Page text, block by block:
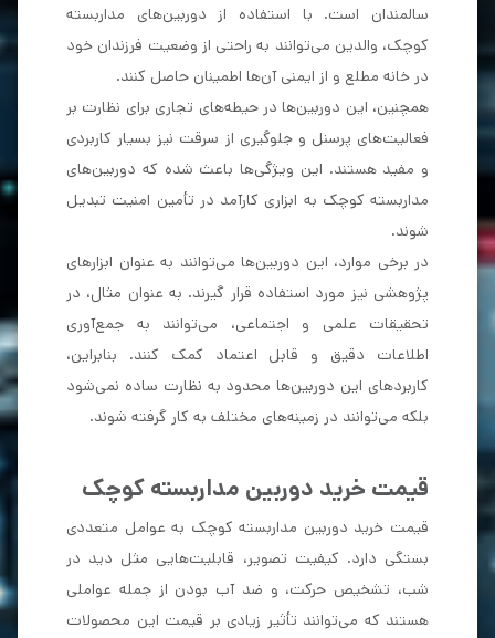
سالمندان است. با استفاده از دوربین‌های مداربسته
کوچک، والدین می‌توانند به راحتی از وضعیت فرزندان خود
در خانه مطلع و از ایمنی آن‌ها اطمینان حاصل کنند.
همچنین، این دوربین‌ها در حیطه‌های تجاری برای نظارت بر
فعالیت‌های پرسنل و جلوگیری از سرقت نیز بسیار کاربردی
و مفید هستند. این ویژگی‌ها باعث شده که دوربین‌های
مداربسته کوچک به ابزاری کارآمد در تأمین امنیت تبدیل
شوند.
در برخی موارد، این دوربین‌ها می‌توانند به عنوان ابزارهای
پژوهشی نیز مورد استفاده قرار گیرند. به عنوان مثال، در
تحقیقات علمی و اجتماعی، می‌توانند به جمع‌آوری
اطلاعات دقیق و قابل اعتماد کمک کنند. بنابراین،
کاربردهای این دوربین‌ها محدود به نظارت ساده نمی‌شود
بلکه می‌توانند در زمینه‌های مختلف به کار گرفته شوند.
قیمت خرید دوربین مداربسته کوچک
قیمت خرید دوربین مداربسته کوچک به عوامل متعددی
بستگی دارد. کیفیت تصویر، قابلیت‌هایی مثل دید در
شب، تشخیص حرکت، و ضد آب بودن از جمله عواملی
هستند که می‌توانند تأثیر زیادی بر قیمت این محصولات